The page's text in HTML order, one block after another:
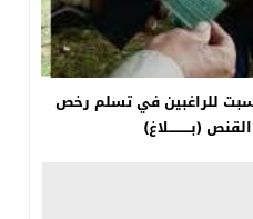
تازة: تنظيم ديمومة يوم السبت للراغبين في تسلم رخص
(بــــــــــلاغ)